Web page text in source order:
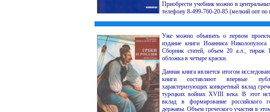
Приобрести учебник можно в
телефону 8-499-760-20-85 (мелкий опт по
Уже можно объявить о первом
издание книги Иоанниса
Сборник статей, объем 20 а.л., тираж
обложка в четыре краски.
Данная книга является итогом
книги составляют впервые
характеризующих конкретный вклад
турецких войнах XVIII века. В этот
вклад в формирование российского
державы. Объем греческого участия в